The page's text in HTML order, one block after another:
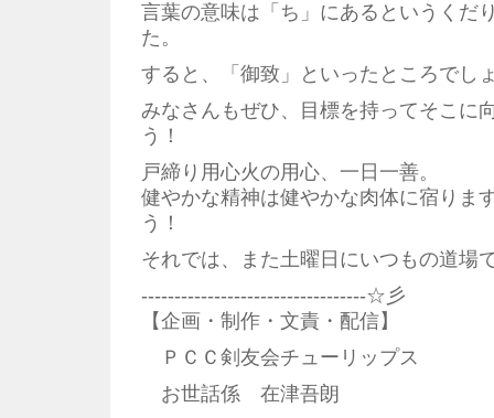
言葉の意味は「ち」にあるというくだ
た。
すると、「御致」といったところでし
みなさんもぜひ、目標を持ってそこに
う！
戸締り用心火の用心、一日一善。
健やかな精神は健やかな肉体に宿りま
う！
それでは、また土曜日にいつもの道場
----------------------------------☆彡
【企画・制作・文責・配信】
ＰＣＣ剣友会チューリップス
お世話係 在津吾朗